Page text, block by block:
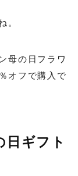
。
母の日フラワ
オフで購入で
ギフト